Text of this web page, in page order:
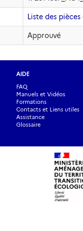
Liste des
Approuvé
AIDE
FAQ
Manuels et Vidéos
Formations
Contacts et Liens utiles
Assistance
Glossaire